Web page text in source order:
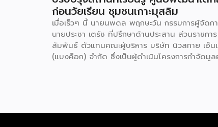
ก่อนวัยเรียน ชุมชนเกาะมุสลิม
เมื่อเร็วๆ นี้ นายนพดล พฤกษะวัน กรรมการผู้จัดก
นายประชา เตรัช ที่ปรึกษาด้านประสาน ส่วนราชการ
สัมพันธ์ ตัวแทนคณะผู้บริหาร บริษัท นิวสกาย เอ็น
(แบงค็อก) จํากัด ซึ่งเป็นผู้ดำเนินโครงการกำจัดมู
ประเวศ เขตประเวศ กรุงเทพมหานคร ทั้งนี้โครงการ